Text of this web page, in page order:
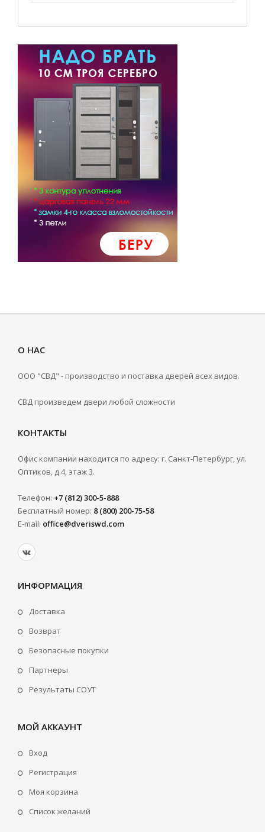
О НАС
ООО "СВД" - производство и поставка дверей всех видов.
СВД произведем двери любой сложности
КОНТАКТЫ
Офис компании находится по адресу: г. Санкт-Петербург, ул.
Оптиков, д.4, этаж 3.
Телефон: +7 (812) 300-5-888
Бесплатный номер: 8 (800) 200-75-58
E-mail: office@dveriswd.com
ИНФОРМАЦИЯ
Доставка
Возврат
Безопасные покупки
Партнеры
Результаты СОУТ
МОЙ АККАУНТ
Вход
Регистрация
Моя корзина
Cписок желаний